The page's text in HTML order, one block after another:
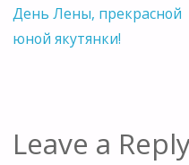
День Лены, прекрасной
юной якутянки!
Leave a